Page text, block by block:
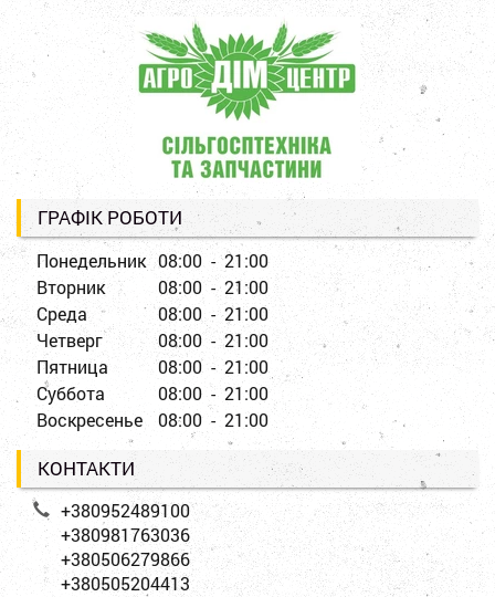
ГРАФІК РОБОТИ
Понедельник 08:00 - 21:00
Вторник
08:00 - 21:00
Среда
08:00 - 21:00
Четверг
08:00 - 21:00
Пятница
08:00 - 21:00
Суббота
08:00 - 21:00
Воскресенье
08:00 - 21:00
КОНТАКТИ
+380952489100
+380981763036
+380506279866
+380505204413